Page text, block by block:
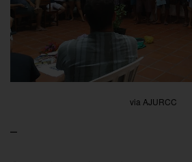
via AJURCC
–